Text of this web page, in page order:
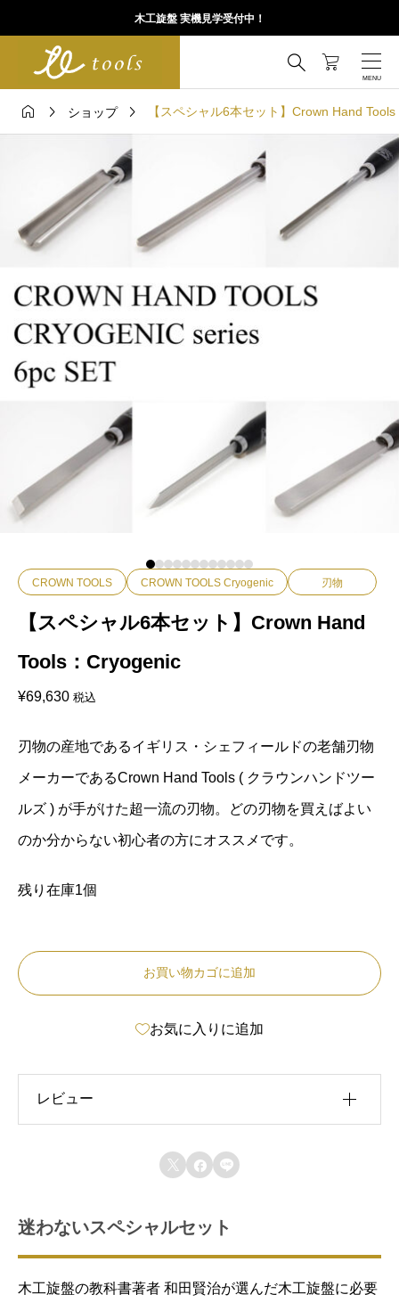
木工旋盤 実機見学受付中！

  ショップ  【スペシャル6本セット】Crown Hand
CROWN TOOLS CROWN TOOLS Cryogenic 刃物
【スペシャル6本セット】Crown Hand
Tools：Cryogenic
¥69,630 税込
刃物の産地であるイギリス・シェフィールドの老舗刃物
メーカーであるCrown Hand Tools ( クラウンハンドツー
ルズ ) が手がけた超一流の刃物。どの刃物を買えばよい
のか分からない初心者の方にオススメです。
残り在庫1個
お買い物カゴに追加
お気に入りに追加
レビュー
レビュー投稿には、会員登録が必要です。
会員登録する
  
迷わないスペシャルセット
木工旋盤の教科書著者 和田賢治が選んだ木工旋盤に必要